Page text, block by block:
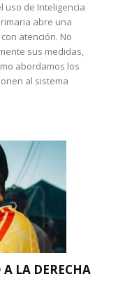
uso de Inteligencia
abre una
atención. No
sus medidas,
abordamos los
al sistema
LA DERECHA